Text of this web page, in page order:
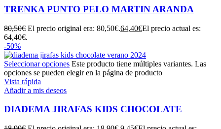
TRENKA PUNTO PELO MARTIN ARANDA
80,50€ El precio original era: 80,50€.64,40€El precio actual es:
64,40€.
-50%
Seleccionar opciones Este producto tiene múltiples variantes. Las
opciones se pueden elegir en la página de producto
Vista rápida
Añadir a mis deseos
DIADEMA JIRAFAS KIDS CHOCOLATE